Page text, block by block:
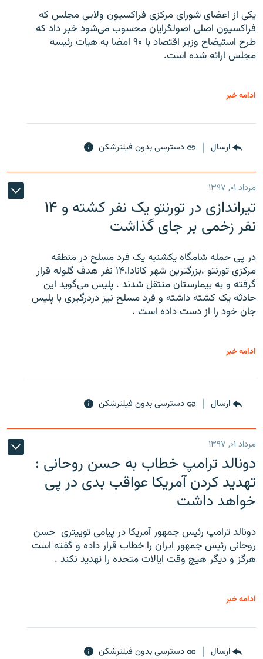
یکی از اعضای شورای مرکزی فراکسیون ولایی مجلس که
فراکسیون اصلی اصولگرایان محسوب می‌شود خبر داد که
طرح استیضاح وزیر اقتصاد با ۹۰ امضا به هیات رئیسه
مجلس ارائه شده است.
ادامه خبر
ارسال دسترسی بدون فیلترشکن
مرداد ۰۱, ۱۳۹۷
تیراندازی در تورنتو یک نفر کشته و ۱۴
نفر زخمی بر جای گذاشت
در پی حمله شامگاه یکشنبه یک فرد مسلح در منطقه
مرکزی تورنتو ،‌بزرگترین شهر کانادا،۱۴ نفر هدف گلوله قرار
گرفته و به بیمارستان منتقل شدند . پلیس می‌گوید این
حادثه یک کشته داشته و فرد مسلح نیز دردرگیری با پلیس
جان خود را از دست داده است .
ادامه خبر
ارسال دسترسی بدون فیلترشکن
مرداد ۰۱, ۱۳۹۷
دونالد ترامپ خطاب به حسن روحانی :
تهدید کردن آمریکا عواقب بدی در پی
خواهد داشت
دونالد ترامپ رئیس جمهور آمریکا در پیامی توییتری ‌ حسن
روحانی رئیس جمهور ایران را خطاب قرار داده و گفته است
هرگز و دیگر هیچ وقت ایالات متحده را تهدید نکند .
ادامه خبر
ارسال دسترسی بدون فیلترشکن